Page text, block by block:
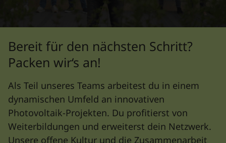
Bereit für den nächsten Schritt?
Packen wir‘s an!
Als Teil unseres Teams arbeitest du in einem
dynamischen Umfeld an innovativen
Photovoltaik-Projekten. Du profitierst von
Weiterbildungen und erweiterst dein Netzwerk.